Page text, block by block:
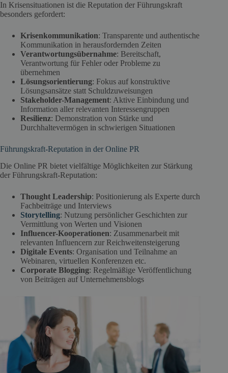
In Krisensituationen ist die Reputation der Führungskraft
besonders gefordert:
Krisenkommunikation: Transparente und authentische
Kommunikation in herausfordernden Zeiten
Verantwortungsübernahme: Bereitschaft,
Verantwortung für Fehler oder Probleme zu
übernehmen
Lösungsorientierung: Fokus auf konstruktive
Lösungsansätze statt Schuldzuweisungen
Stakeholder-Management: Aktive Einbindung und
Information aller relevanten Interessengruppen
Resilienz: Demonstration von Stärke und
Durchhaltevermögen in schwierigen Situationen
Führungskraft-Reputation in der Online PR
Die Online PR bietet vielfältige Möglichkeiten zur Stärkung
der Führungskraft-Reputation:
Thought Leadership: Positionierung als Experte durch
Fachbeiträge und Interviews
Storytelling: Nutzung persönlicher Geschichten zur
Vermittlung von Werten und Visionen
Influencer-Kooperationen: Zusammenarbeit mit
relevanten Influencern zur Reichweitensteigerung
Digitale Events: Organisation und Teilnahme an
Webinaren, virtuellen Konferenzen etc.
Corporate Blogging: Regelmäßige Veröffentlichung
von Beiträgen auf Unternehmensblogs